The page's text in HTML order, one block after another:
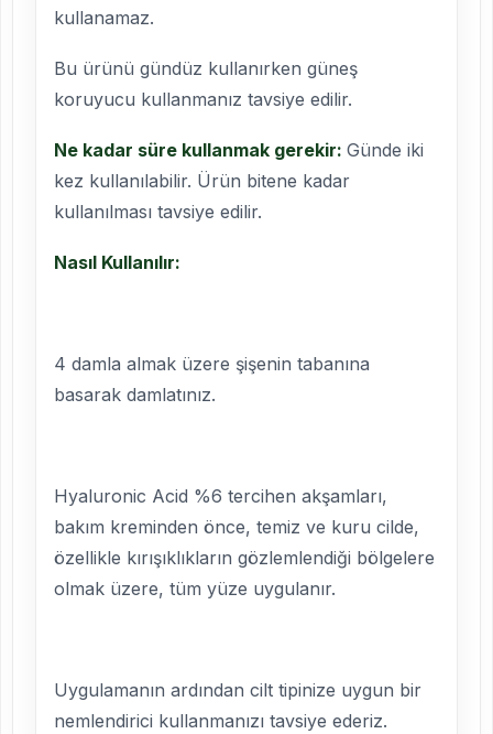
kullanamaz.
Bu ürünü gündüz kullanırken güneş
koruyucu kullanmanız tavsiye edilir.
Ne kadar süre kullanmak gerekir: Günde iki
kez kullanılabilir. Ürün bitene kadar
kullanılması tavsiye edilir.
Nasıl Kullanılır:
4 damla almak üzere şişenin tabanına
basarak damlatınız.
Hyaluronic Acid %6 tercihen akşamları,
bakım kreminden önce, temiz ve kuru cilde,
özellikle kırışıklıkların gözlemlendiği bölgelere
olmak üzere, tüm yüze uygulanır.
Uygulamanın ardından cilt tipinize uygun bir
nemlendirici kullanmanızı tavsiye ederiz.